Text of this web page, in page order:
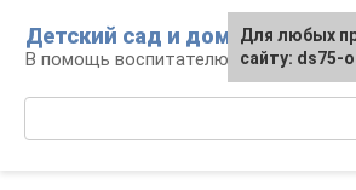
контенту
Детский сад и дом
В помощь воспитателю и родителям
Для любых
сайту: ds75-